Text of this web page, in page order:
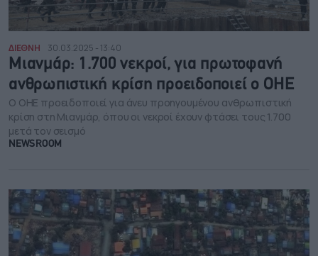
ΔΙΕΘΝΗ 30.03.2025 - 13:40
Μιανμάρ: 1.700 νεκροί, για πρωτοφανή
ανθρωπιστική κρίση προειδοποιεί ο ΟΗΕ
Ο ΟΗΕ προειδοποιεί για άνευ προηγουμένου ανθρωπιστική
κρίση στη Μιανμάρ, όπου οι νεκροί έχουν φτάσει τους 1.700
μετά τον σεισμό
NEWSROOM